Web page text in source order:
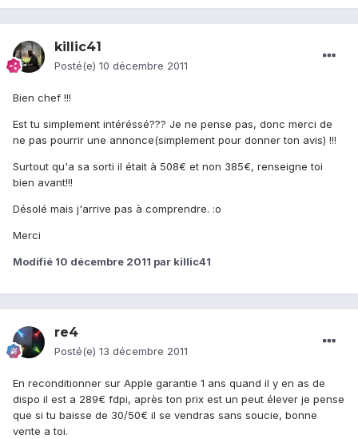
killic41
Posté(e) 10 décembre 2011
Bien chef !!!
Est tu simplement intéréssé??? Je ne pense pas, donc merci de
ne pas pourrir une annonce(simplement pour donner ton avis) !!!
Surtout qu'a sa sorti il était à 508€ et non 385€, renseigne toi
bien avant!!!
Désolé mais j'arrive pas à comprendre. :o
Merci
Modifié 10 décembre 2011 par killic41
re4
Posté(e) 13 décembre 2011
En reconditionner sur Apple garantie 1 ans quand il y en as de
dispo il est a 289€ fdpi, après ton prix est un peut élever je pense
que si tu baisse de 30/50€ il se vendras sans soucie, bonne
vente a toi.